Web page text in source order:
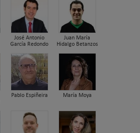
José Antonio
García Redondo
Juan María
Hidalgo Betanzos
Pablo Espiñeira María Moya